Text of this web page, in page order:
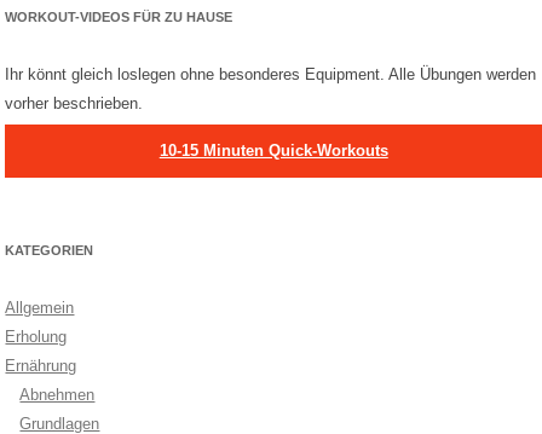
WORKOUT-VIDEOS FÜR ZU HAUSE
Ihr könnt gleich loslegen ohne besonderes Equipment. Alle Übungen werden
vorher beschrieben.
10-15 Minuten Quick-Workouts
KATEGORIEN
Allgemein
Erholung
Ernährung
Abnehmen
Grundlagen